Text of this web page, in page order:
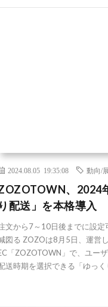
2024.08.05 19:35:08 動向/
、2024
り配送」を本格導入
文から7～10日後までに設定
図る ZOZOは8月5日、運営
「ZOZOTOWN」で、ユー
送時期を選択できる「ゆっ